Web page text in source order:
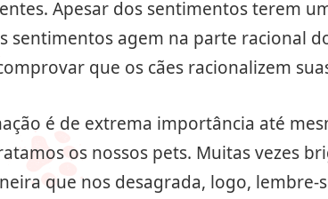
Apesar dos sentimentos terem
sentimentos agem na parte racional
que os cães racionalizem
é de extrema importância até
os nossos pets. Muitas vezes
que nos desagrada, logo, lembre-